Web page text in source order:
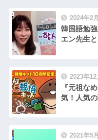
2024年2
韓国語勉
エン先生
2023年12
『元祖な
気！人気
2021年5